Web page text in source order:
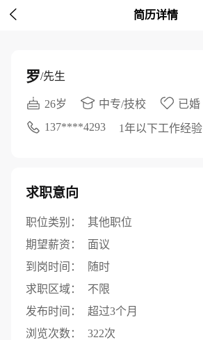
 简历详情
罗/先生
26岁 中专/技校
已婚
137****4293
1年以下工作经验
求职意向
职位类别：
其他职位
期望薪资：
面议
到岗时间：
随时
求职区域：
不限
发布时间：
超过3个月
浏览次数：
322次